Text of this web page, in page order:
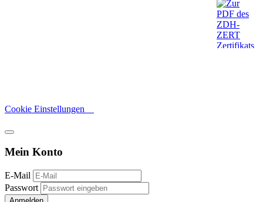
Cookie Einstellungen
Mein Konto
E-Mail
Passwort
Anmelden